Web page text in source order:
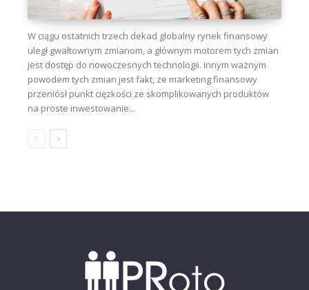
W ciągu ostatnich trzech dekad globalny rynek finansowy
uległ gwałtownym zmianom, a głównym motorem tych zmian
jest dostęp do nowoczesnych technologii. Innym ważnym
powodem tych zmian jest fakt, że marketing finansowy
przeniósł punkt ciężkości ze skomplikowanych produktów
na proste inwestowanie...